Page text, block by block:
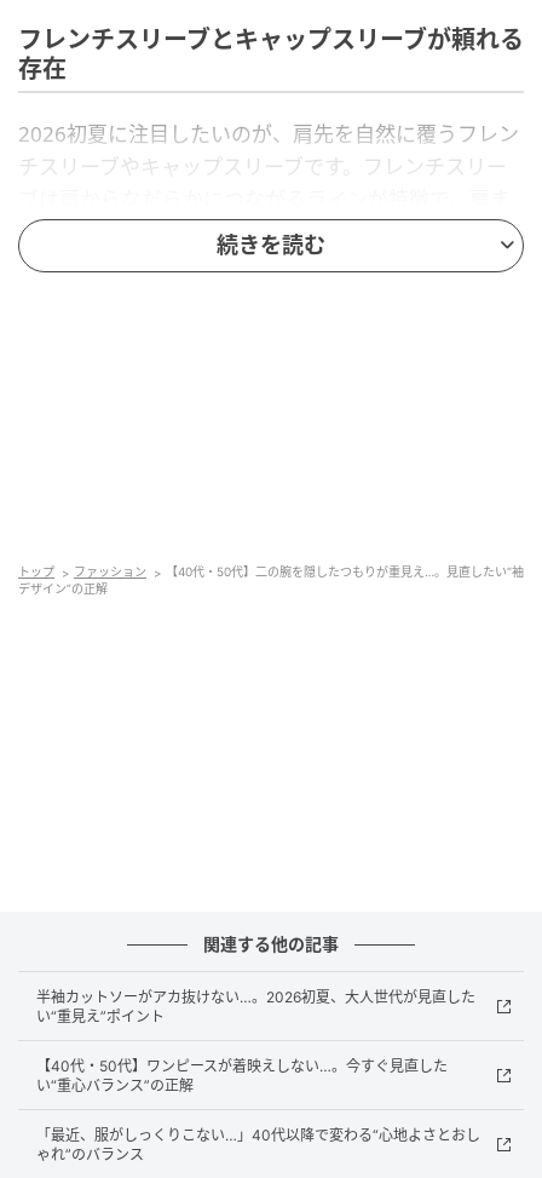
フレンチスリーブとキャップスリーブが頼れる
存在
2026初夏に注目したいのが、肩先を自然に覆うフレン
チスリーブやキャップスリーブです。フレンチスリー
わりをやわらかく見せやすいデザイン。キャップスリ
ーブは肩先をコンパクトに覆い、すっきりとした印象
同じ袖丈でも、素材によって見え方は大きく変わりま
す。厚手でハリの強い生地はボリュームが出やすい一
方、リネン混や落ち感のある素材は自然な縦ラインを
作りやすく、軽やかな印象につながります。
続きを読む
トップ ファッション
【40代・50代】二の腕を隠したつもりが重見え…。見直したい“袖
デザイン”の正解
関連する他の記事
半袖カットソーがアカ抜けない…。2026初夏、大人世代が見直した
い“重見え”ポイント
【40代・50代】ワンピースが着映えしない…。今すぐ見直した
い“重心バランス”の正解
「最近、服がしっくりこない…」40代以降で変わる“心地よさとおし
ゃれ”のバランス